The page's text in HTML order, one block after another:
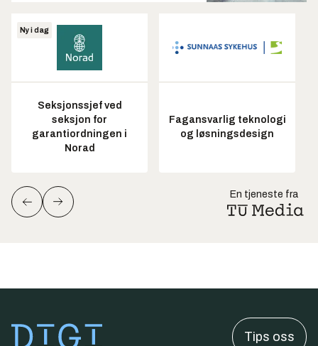
Ny i dag
Seksjonssjef ved
seksjon for
garantiordningen i
Norad
Fagansvarlig teknologi
og løsningsdesign
En tjeneste fra
Tips oss